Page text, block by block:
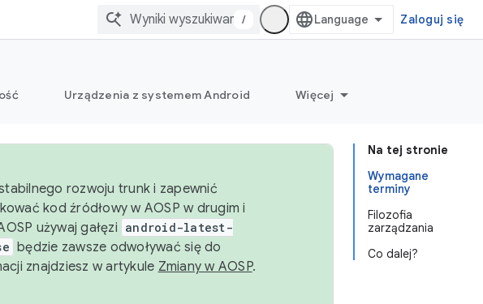
/ Zaloguj się
Urządzenia z systemem Android Więcej
Na tej stronie
Wymagane
terminy
Filozofia
zarządzania
Co dalej?
rozwoju trunk i zapewnić
kod źródłowy w AOSP w drugim i
używaj gałęzi android-latest-
będzie zawsze odwoływać się do
znajdziesz w artykule Zmiany w AOSP.